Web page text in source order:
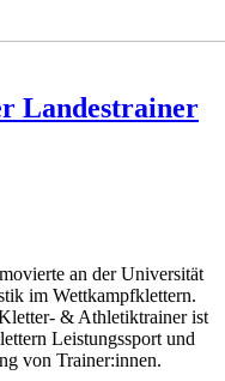
Landestrainer
an der Universität
im Wettkampfklettern.
& Athletiktrainer ist
Leistungssport und
von Trainer:innen.